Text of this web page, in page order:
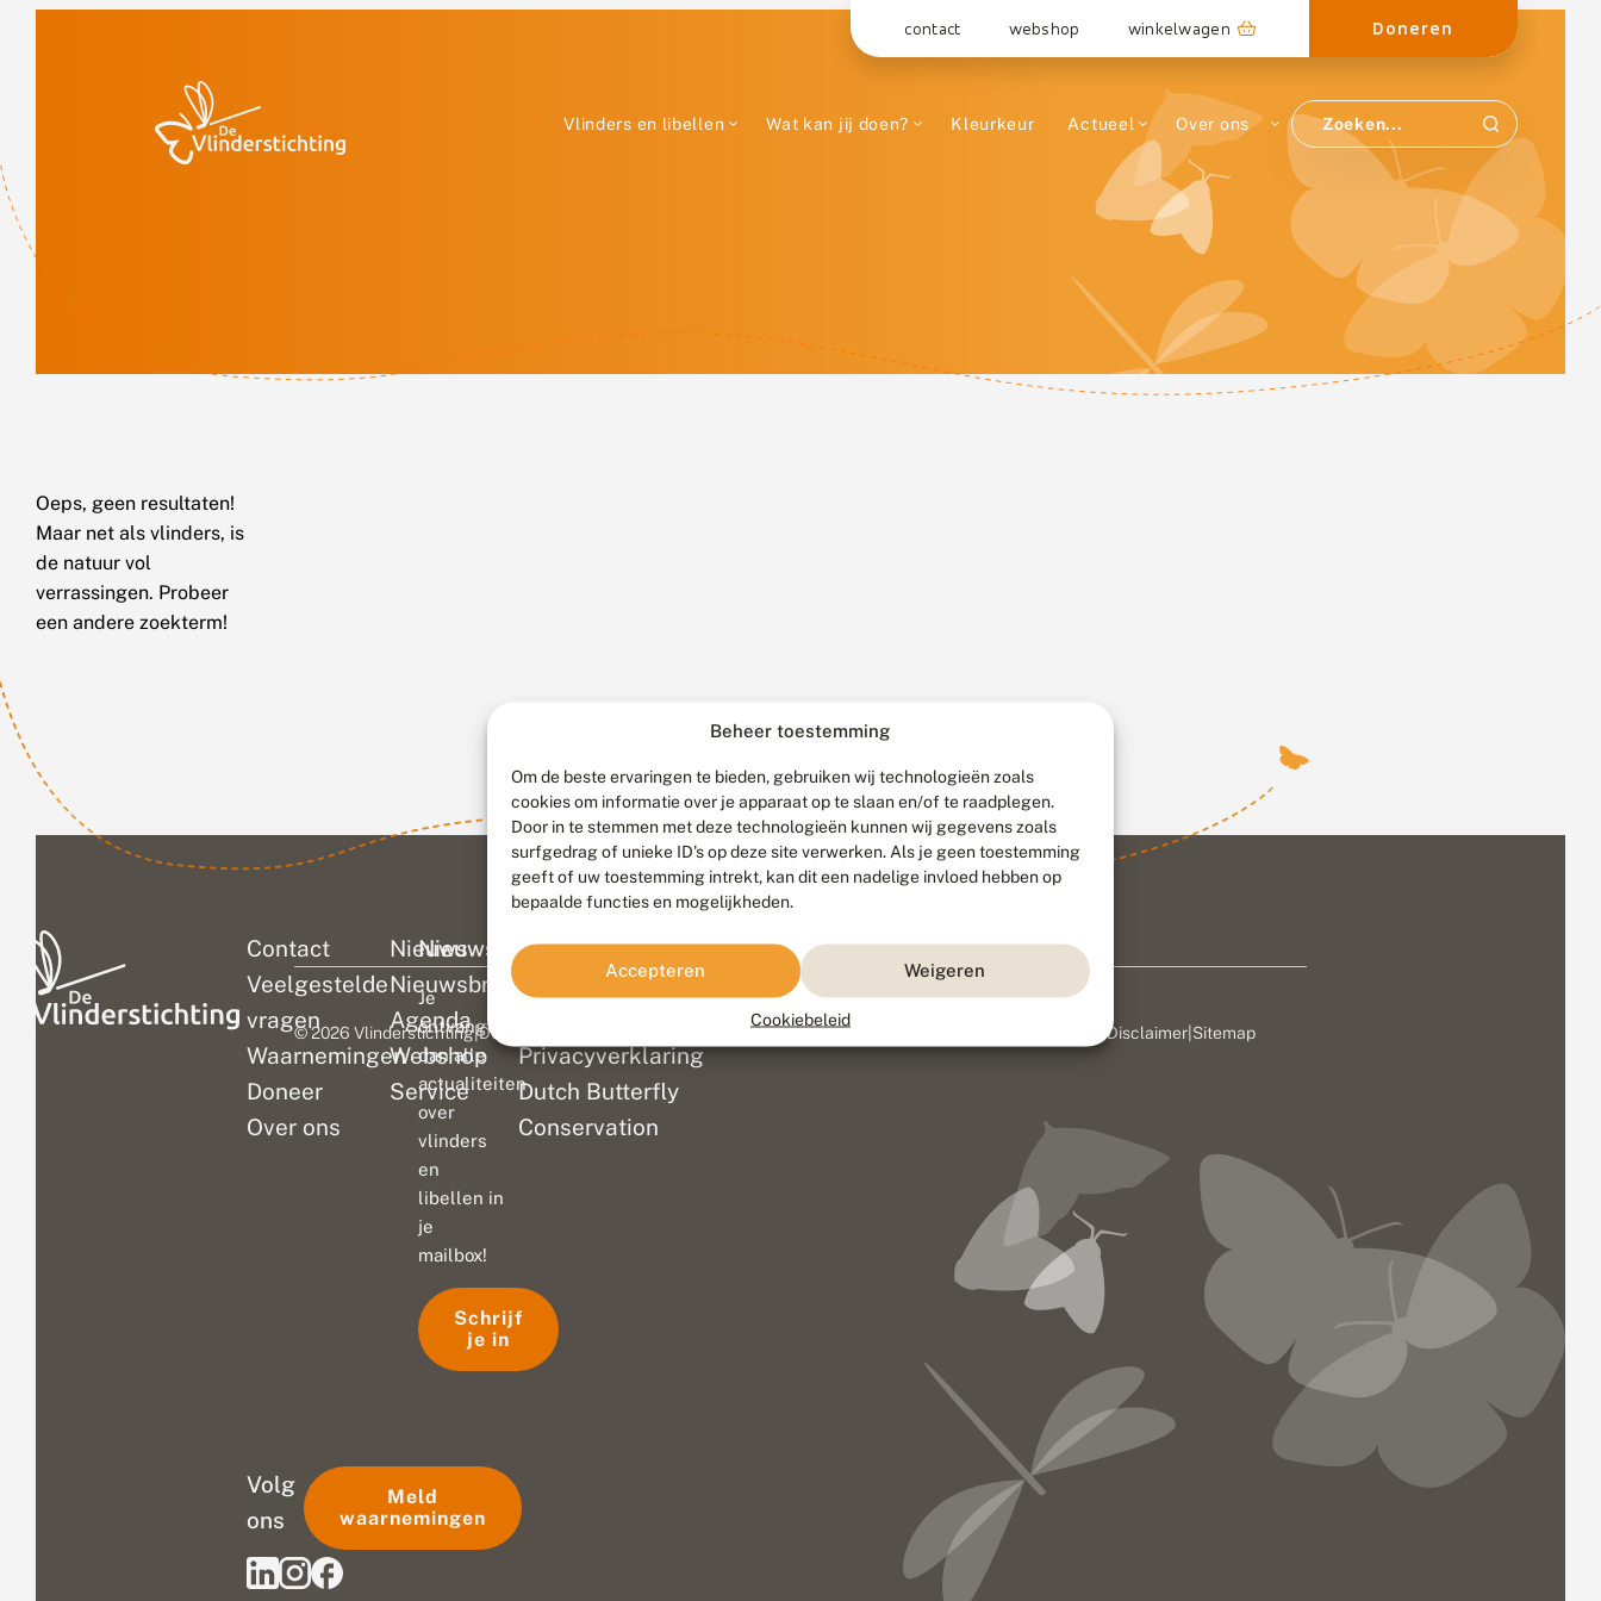
Beheer toestemming
Om de beste ervaringen te bieden, gebruiken wij technologieën zoals
cookies om informatie over je apparaat op te slaan en/of te raadplegen.
Door in te stemmen met deze technologieën kunnen wij gegevens zoals
surfgedrag of unieke ID's op deze site verwerken. Als je geen toestemming
geeft of uw toestemming intrekt, kan dit een nadelige invloed hebben op
bepaalde functies en mogelijkheden.
Accepteren Weigeren
Cookiebeleid
contact webshop winkelwagen Doneren
Vlinders en libellen Wat kan jij doen? Kleurkeur Actueel Over ons
Oeps, geen resultaten!
Maar net als vlinders, is
de natuur vol
verrassingen. Probeer
een andere zoekterm!
Contact
Veelgestelde
vragen
Waarnemingen
Doneer
Over ons
Nieuws
Nieuwsbrief
Agenda
Webshop
Service
Colofon
Disclaimer
Privacyverklaring
Dutch Butterfly
Conservation
Nieuwsbrief
Je
ontvangt
dan alle
actualiteiten
over
vlinders
en
libellen in
je
mailbox!
Schrijf
je in
Volg
ons
Meld
waarnemingen
© 2026 Vlinderstichting|Duurzaam ontwikkeld door Go2People, ontworpen door Disclaimer Sitemap